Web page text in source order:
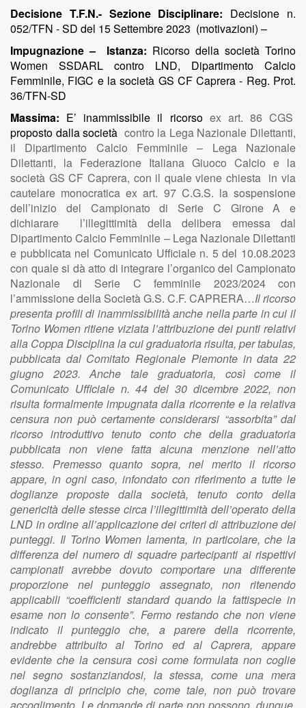
Decisione T.F.N.- Sezione Disciplinare: Decisione n.
052/TFN - SD del 15 Settembre 2023 (motivazioni) –
Impugnazione – Istanza: Ricorso della società Torino
Women SSDARL contro LND, Dipartimento Calcio
Femminile, FIGC e la società GS CF Caprera - Reg. Prot.
36/TFN-SD
Massima: E’ inammissibile il ricorso ex art. 86 CGS
proposto dalla società contro la Lega Nazionale Dilettanti,
il Dipartimento Calcio Femminile – Lega Nazionale
Dilettanti, la Federazione Italiana Giuoco Calcio e la
società GS CF Caprera, con il quale viene chiesta in via
cautelare monocratica ex art. 97 C.G.S. la sospensione
dell’inizio del Campionato di Serie C Girone A e
dichiarare l’illegittimità della delibera emessa dal
Dipartimento Calcio Femminile – Lega Nazionale Dilettanti
e pubblicata nel Comunicato Ufficiale n. 5 del 10.08.2023
con quale si dà atto di integrare l’organico del Campionato
Nazionale di Serie C femminile 2023/2024 con
l’ammissione della Società G.S. C.F. CAPRERA…Il ricorso
presenta profili di inammissibilità anche nella parte in cui il
Torino Women ritiene viziata l’attribuzione dei punti relativi
alla Coppa Disciplina la cui graduatoria risulta, per tabulas,
pubblicata dal Comitato Regionale Piemonte in data 22
giugno 2023. Anche tale graduatoria, così come il
Comunicato Ufficiale n. 44 del 30 dicembre 2022, non
risulta formalmente impugnata dalla ricorrente e la relativa
censura non può certamente considerarsi “assorbita” dal
ricorso introduttivo tenuto conto che della graduatoria
pubblicata non viene fatta alcuna menzione nell’atto
stesso. Premesso quanto sopra, nel merito il ricorso
appare, in ogni caso, infondato con riferimento a tutte le
doglianze proposte dalla società, tenuto conto della
genericità delle stesse circa l’illegittimità dell’operato della
LND in ordine all’applicazione dei criteri di attribuzione dei
punteggi. Il Torino Women lamenta, in particolare, che la
differenza del numero di squadre partecipanti ai rispettivi
campionati avrebbe dovuto comportare una differente
proporzione nel punteggio assegnato, non ritenendo
applicabili “coefficienti standard quando la fattispecie in
esame non lo consente”. Fermo restando che non viene
indicato il punteggio che, a parere della ricorrente,
andrebbe attribuito al Torino ed al Caprera, appare
evidente che la censura così come formulata non coglie
nel segno sostanziandosi, la stessa, come una mera
doglianza di principio che, come tale, non può trovare